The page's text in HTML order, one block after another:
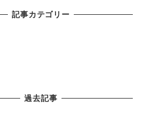
記事カテゴリー
過去記事